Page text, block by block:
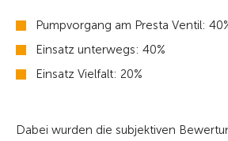
Pumpvorgang am Presta Ventil:
Einsatz unterwegs: 40%
Einsatz Vielfalt: 20%
Dabei wurden die subjektiven